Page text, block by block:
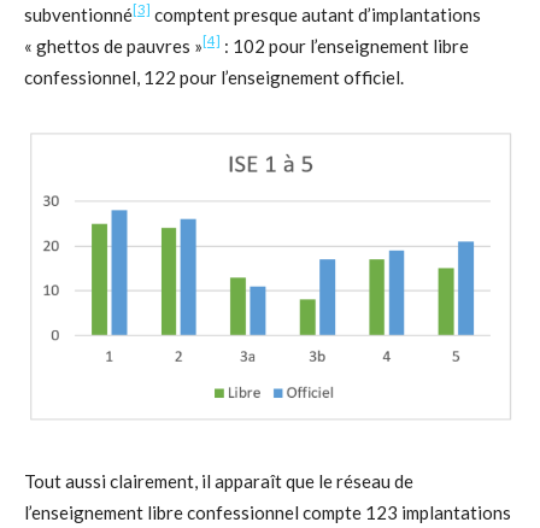
subventionné[3] comptent presque autant d’implantations
« ghettos de pauvres » [4] : 102 pour l’enseignement libre
confessionnel, 122 pour l’enseignement officiel.
Tout aussi clairement, il apparaît que le réseau de
l’enseignement libre confessionnel compte 123 implantations